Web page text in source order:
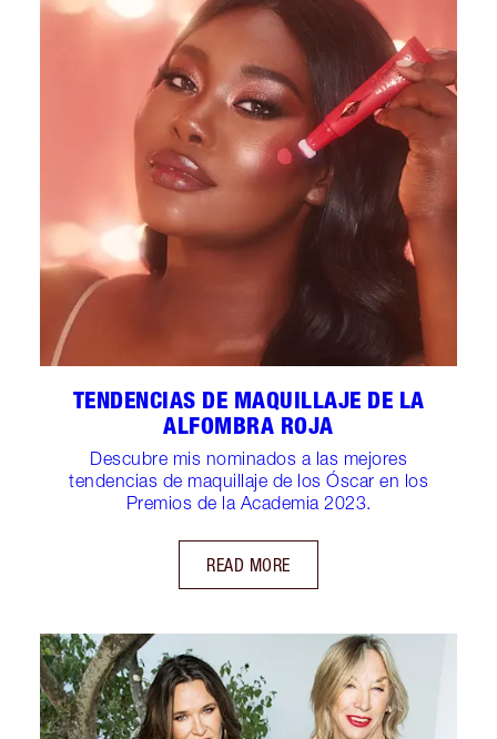
TENDENCIAS DE MAQUILLAJE DE LA
ALFOMBRA ROJA
Descubre mis nominados a las mejores
tendencias de maquillaje de los Óscar en los
Premios de la Academia 2023.
READ MORE